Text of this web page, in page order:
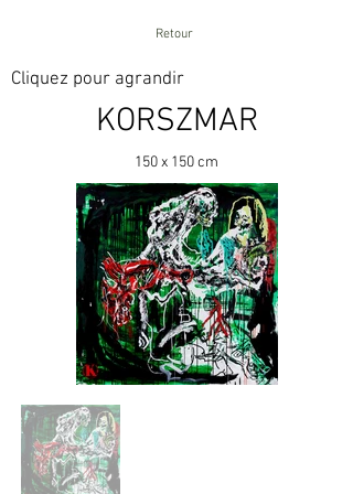
Retour
Cliquez pour agrandir
KORSZMAR
150 x 150 cm